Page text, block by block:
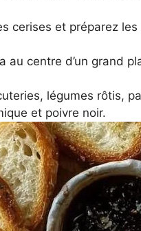
cerises et préparez
au centre d’un grand
légumes rôtis,
et poivre noir.